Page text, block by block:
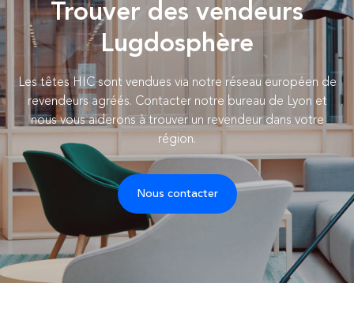
Trouver des vendeurs
Lugdosphère
Les têtes HIC sont vendues via notre réseau européen de
revendeurs agréés. Contacter notre bureau de Lyon et
nous vous aiderons à trouver un revendeur dans votre
région.
Nous contacter